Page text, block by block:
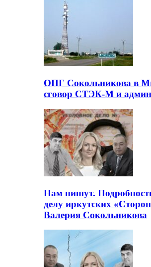
ОПГ Сокольникова в
сговор СТЭК-М и
Нам пишут.
делу иркутских «Сторон
Валерия Сокольникова